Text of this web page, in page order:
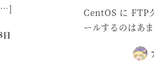
CentOS に FTP
ールするのはあ